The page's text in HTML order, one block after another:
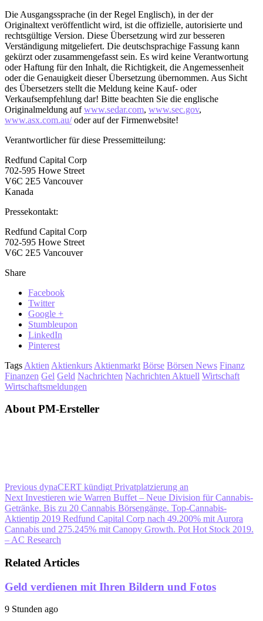
Die Ausgangssprache (in der Regel Englisch), in der der
Originaltext veröffentlicht wird, ist die offizielle, autorisierte und
rechtsgültige Version. Diese Übersetzung wird zur besseren
Verständigung mitgeliefert. Die deutschsprachige Fassung kann
gekürzt oder zusammengefasst sein. Es wird keine Verantwortung
oder Haftung für den Inhalt, die Richtigkeit, die Angemessenheit
oder die Genauigkeit dieser Übersetzung übernommen. Aus Sicht
des Übersetzers stellt die Meldung keine Kauf- oder
Verkaufsempfehlung dar! Bitte beachten Sie die englische
Originalmeldung aufwww.sedar.com, www.sec.gov,
www.asx.com.au/oder auf der Firmenwebsite!
Verantwortlicher für diese Pressemitteilung:
Redfund Capital Corp
702-595 Howe Street
V6C 2E5 Vancouver
Kanada
Pressekontakt:
Redfund Capital Corp
702-595 Howe Street
V6C 2E5 Vancouver
Share
Facebook
Twitter
Google +
Stumbleupon
LinkedIn
Pinterest
Tags Aktien Aktienkurs Aktienmarkt Börse Börsen News Finanz
Finanzen Gel Geld Nachrichten Nachrichten Aktuell Wirtschaft
Wirtschaftsmeldungen
About PM-Ersteller
Previous dynaCERT kündigt Privatplatzierung an
Next Investieren wie Warren Buffet – Neue Division für Cannabis-
Getränke. Bis zu 20 Cannabis Börsengänge. Top-Cannabis-
Aktientip 2019 Redfund Capital Corp nach 49.200% mit Aurora
Cannabis und 275.245% mit Canopy Growth. Pot Hot Stock 2019.
– AC Research
Related Articles
Geld verdienen mit Ihren Bildern und Fotos
9 Stunden ago